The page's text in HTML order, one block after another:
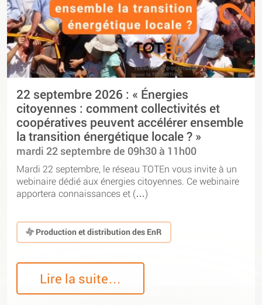
22 septembre 2026 : « Énergies
citoyennes : comment collectivités et
coopératives peuvent accélérer ensemble
la transition énergétique locale ? »
mardi 22 septembre de 09h30 à 11h00
Mardi 22 septembre, le réseau TOTEn vous invite à un
webinaire dédié aux énergies citoyennes. Ce webinaire
apportera connaissances et (…)
Production et distribution des EnR
Lire la suite…